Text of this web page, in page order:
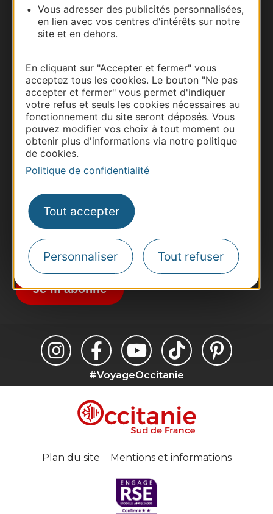
Vous adresser des publicités personnalisées,
en lien avec vos centres d'intérêts sur notre
site et en dehors.
En cliquant sur "Accepter et fermer" vous
acceptez tous les cookies. Le bouton "Ne pas
accepter et fermer" vous permet d'indiquer
votre refus et seuls les cookies nécessaires au
fonctionnement du site seront déposés. Vous
pouvez modifier vos choix à tout moment ou
obtenir plus d'informations via notre politique
de cookies.
Politique de confidentialité
Tout accepter
Personnaliser Tout refuser
Thermalisme
Business/Mice
Pros d'Occitanie
Voyagistes
Destination Sport
Inscrivez-vous à la lettre d'information
Destination Occitanie pour recevoir des
suggestions de séjours, de visites et de sorties.
Je m'abonne
#VoyageOccitanie
Plan du site Mentions et informations